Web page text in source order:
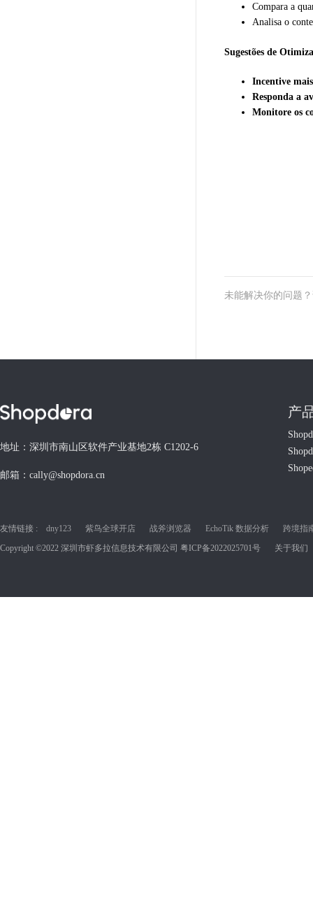
Compara a
Analisa o
Sugestões de
Incentive
Responda a
Monitore os
未能解决你的问题
地址：深圳市南山区软件产业基地2栋 C1202-6
邮箱：cally@shopdora.cn
产
友情链接 : dny123 紫鸟全球开店 战斧浏览器 EchoTik 数据分析
跨境指
Copyright ©2022 深圳市虾多拉信息技术有限公司 粤ICP备2022025701号 关于我们